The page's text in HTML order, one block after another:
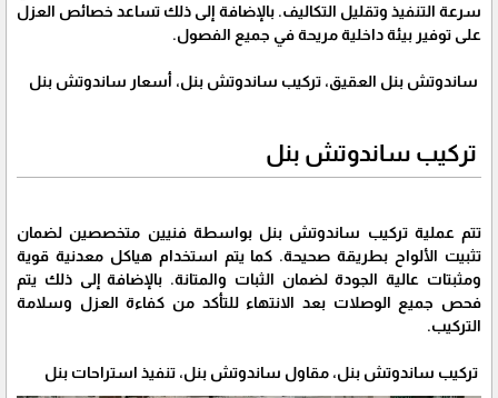
سرعة التنفيذ وتقليل التكاليف. بالإضافة إلى ذلك تساعد خصائص العزل
على توفير بيئة داخلية مريحة في جميع الفصول.
ساندوتش بنل العقيق، تركيب ساندوتش بنل، أسعار ساندوتش بنل
تركيب ساندوتش بنل
تتم عملية تركيب ساندوتش بنل بواسطة فنيين متخصصين لضمان
تثبيت الألواح بطريقة صحيحة. كما يتم استخدام هياكل معدنية قوية
ومثبتات عالية الجودة لضمان الثبات والمتانة. بالإضافة إلى ذلك يتم
فحص جميع الوصلات بعد الانتهاء للتأكد من كفاءة العزل وسلامة
التركيب.
تركيب ساندوتش بنل، مقاول ساندوتش بنل، تنفيذ استراحات بنل